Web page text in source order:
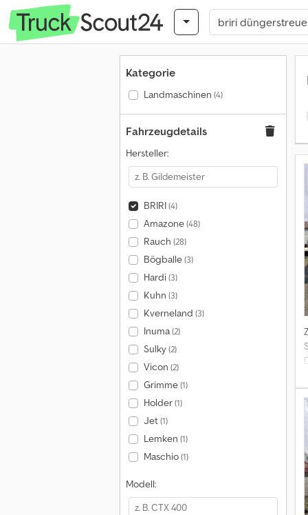
Kategorie
Landmaschinen (4)
Fahrzeugdetails
Hersteller:
BRIRI(4)
Amazone(48)
Rauch (28)
Bögballe(3)
Hardi(3)
Kuhn (3)
Kverneland (3)
Inuma(2)
Sulky(2)
Vicon (2)
Grimme(1)
Holder(1)
Jet(1)
Lemken (1)
Maschio(1)
Modell: